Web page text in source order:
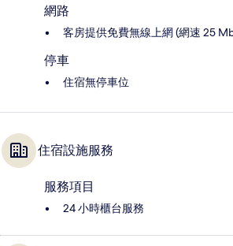
網路
客房提供免費無線上網 (網速 25
停車
住宿無停車位
住宿設施服務
服務項目
24 小時櫃台服務